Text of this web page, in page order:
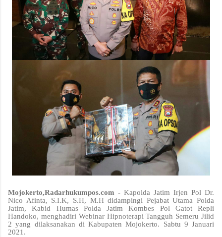
Mojokerto,Radarhukumpos.com - Kapolda Jatim Irjen Pol Dr.
Nico Afinta, S.I.K, S.H, M.H didampingi Pejabat Utama Polda
Jatim, Kabid Humas Polda Jatim Kombes Pol Gatot Repli
Handoko, menghadiri Webinar Hipnoterapi Tangguh Semeru Jilid
2 yang dilaksanakan di Kabupaten Mojokerto. Sabtu 9 Januari
2021.